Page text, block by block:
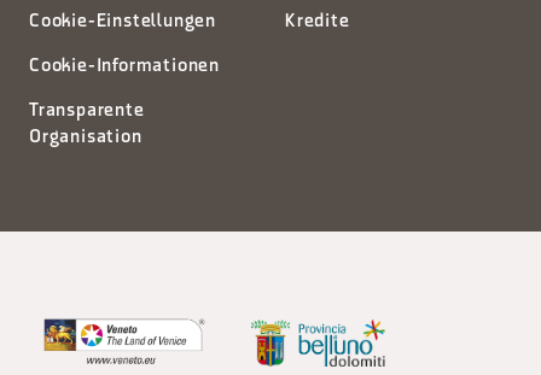
Cookie-Einstellungen
Cookie-Informationen
Transparente
Organisation
Kredite